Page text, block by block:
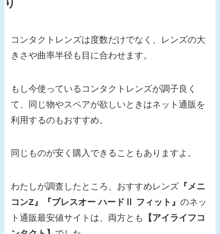
り
コンタクトレンズは度数だけでなく、レンズの大
きさや曲率半径も目に合わせます。
もし今使っているコンタクトレンズが調子良く
て、同じ物やスペアが欲しいときはネット通販を
利用するのもおすすめ。
同じものが安く購入できることもありますよ。
わたしが調査したところ、おすすめレンズ 『メニ
コンZ』『ブレスオー ハードⅡ フィット』のネッ
ト通販最安値サイトは、両方とも
【アイライフコ